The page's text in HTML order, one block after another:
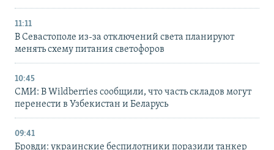
11:11
В Севастополе из-за отключений света планируют
менять схему питания светофоров
10:45
СМИ: В Wildberries сообщили, что часть складов могут
перенести в Узбекистан и Беларусь
09:41
Бровди: украинские беспилотники поразили танкер